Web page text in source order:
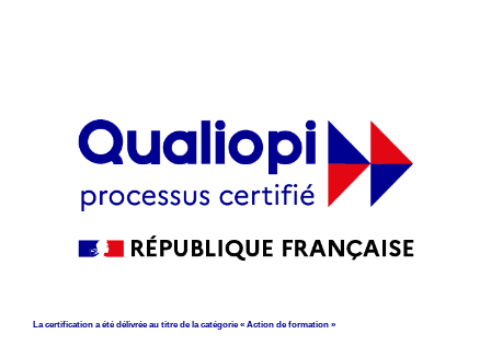
La certification a été délivrée au titre de la catégorie « Action de formation »